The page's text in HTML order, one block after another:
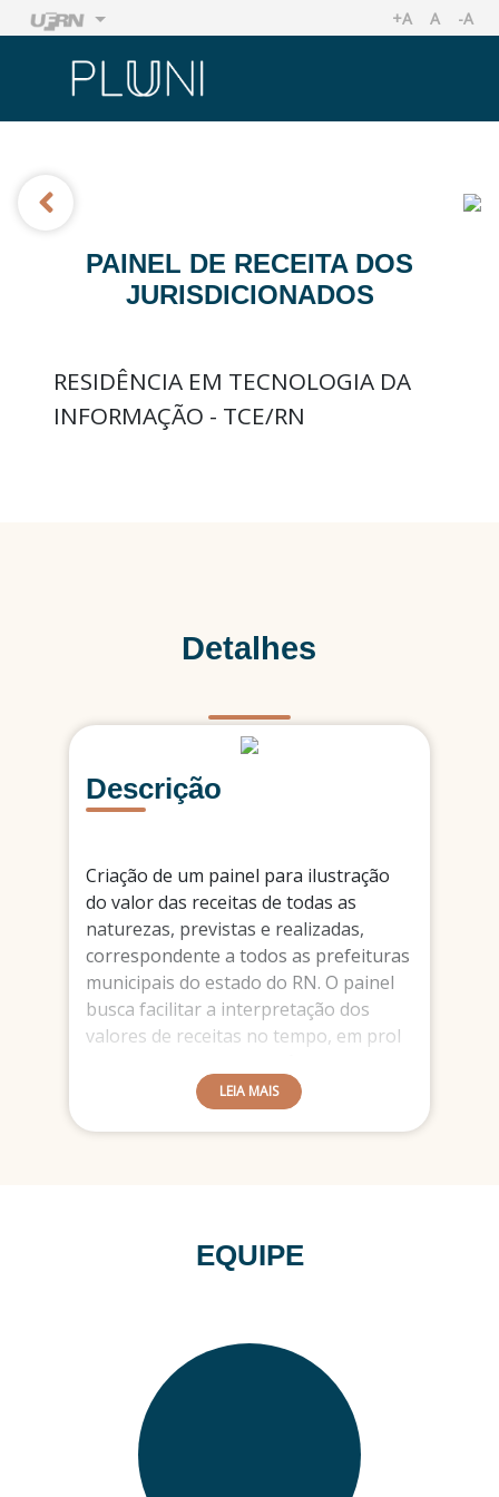
Ir
Ir
+AAUMENTAR
A -A
PAINEL DE RECEITA DOS
JURISDICIONADOS
RESIDÊNCIA EM TECNOLOGIA DA
INFORMAÇÃO - TCE/RN
Detalhes
Descrição
Criação de um painel para ilustração
do valor das receitas de todas as
naturezas, previstas e realizadas,
correspondente a todos as prefeituras
municipais do estado do RN. O painel
busca facilitar a interpretação dos
valores de receitas no tempo, em prol
por meio dos órgãos correspondentes.
LEIA MAIS
EQUIPE